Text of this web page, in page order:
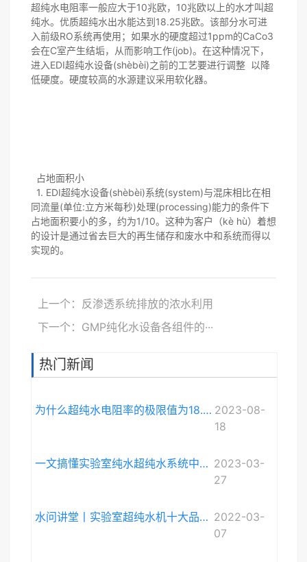
超纯水电阻率一般应大于10兆欧，10兆欧以上的水才叫超
纯水。优质超纯水出水能达到18.25兆欧。该部分水可进
入前级RO系统再使用；如果水的硬度超过1ppm的CaCo3
会在C室产生结垢，从而影响工作(job)。在这种情况下，
进入EDI超纯水设备(shèbèi)之前的工艺要进行调整 以降
低硬度。硬度较高的水源建议采用软化器。
占地面积小
1. EDI超纯水设备(shèbèi)系统(system)与混床相比在相
同流量(单位:立方米每秒)处理(processing)能力的条件下
占地面积要小的多，约为1/10。这种为客户（kè hù）着想
的设计是通过省去巨大的再生储存和废水中和系统而得以
实现的。
上一个：反渗透系统排放的浓水利用
下一个：GMP纯化水设备各组件的···
热门新闻
为什么超纯水电阻率的极限值为18.248MΩ·cm而不是无限大？ 2023-08-
18
一文搞懂实验室纯水超纯水系统中电导率与电阻率的关系 2023-03-
27
水问讲堂丨实验室超纯水机十大品牌排序和详细介绍 2022-03-
07